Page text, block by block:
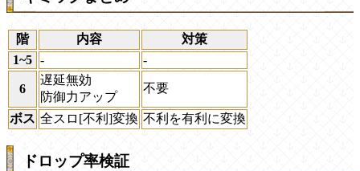
階 内容
対策
1~5 - -
6
遅延無効
防御力アップ
不要
ボス 全スロ[不利]変換 不利を有利に変換
ドロップ率検証